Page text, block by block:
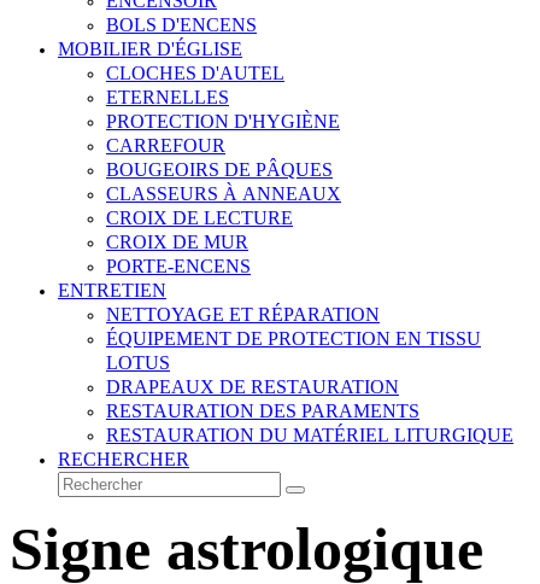
BOLS D'ENCENS
MOBILIER D'ÉGLISE
CLOCHES D'AUTEL
ETERNELLES
PROTECTION D'HYGIÈNE
CARREFOUR
BOUGEOIRS DE PÂQUES
CLASSEURS À ANNEAUX
CROIX DE LECTURE
CROIX DE MUR
PORTE-ENCENS
ENTRETIEN
NETTOYAGE ET RÉPARATION
ÉQUIPEMENT DE PROTECTION EN TISSU
LOTUS
DRAPEAUX DE RESTAURATION
RESTAURATION DES PARAMENTS
RESTAURATION DU MATÉRIEL LITURGIQUE
RECHERCHER
Rechercher
Envoyer
Signe astrologique